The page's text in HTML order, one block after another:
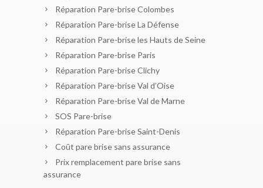
Réparation Pare-brise Colombes
Réparation Pare-brise La Défense
Réparation Pare-brise les Hauts de Seine
Réparation Pare-brise Paris
Réparation Pare-brise Clichy
Réparation Pare-brise Val d’Oise
Réparation Pare-brise Val de Marne
SOS Pare-brise
Réparation Pare-brise Saint-Denis
Coût pare brise sans assurance
Prix remplacement pare brise sans
assurance